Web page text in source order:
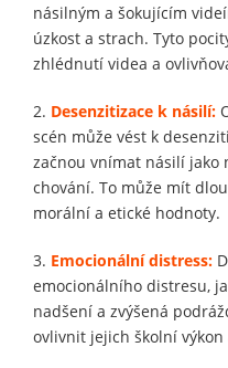
násilným a šokujícím
úzkost a strach. Tyto
zhlédnutí videa a
2. Desenzitizace k násilí:
scén může vést k
začnou vnímat násilí
chování. To může mít
morální a etické hodnoty.
3. Emocionální distress:
emocionálního distresu,
nadšení a zvýšená
ovlivnit jejich školní